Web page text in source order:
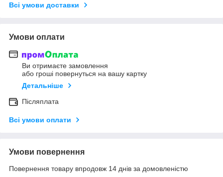
Всі умови доставки
Умови оплати
Ви отримаєте замовлення
або гроші повернуться на вашу картку
Детальніше
Післяплата
Всі умови оплати
Умови повернення
Повернення товару впродовж 14 днів за домовленістю